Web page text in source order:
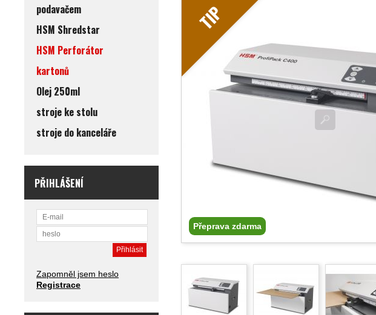
podavačem
HSM Shredstar
HSM Perforátor
kartonů
Olej 250ml
stroje ke stolu
stroje do kanceláře
PŘIHLÁŠENÍ
Zapomněl jsem heslo
Registrace
TIP
Přeprava zdarma